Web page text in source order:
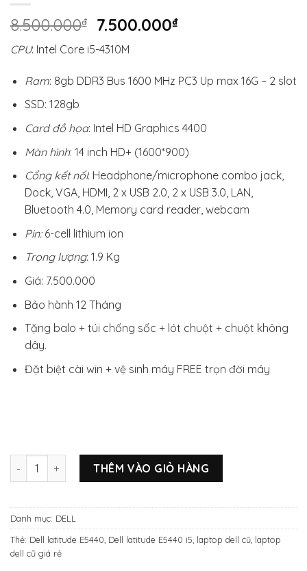
8.500.000₫
Giá
gốc
là:
8.500.000₫.
7.500.000₫Giá
là:
7.500.000₫.
CPU: Intel Core i5-4310M
Ram: 8gb DDR3 Bus 1600 MHz PC3 Up max 16G – 2 slot
SSD: 128gb
Card đồ họa: Intel HD Graphics 4400
Màn hình: 14 inch HD+ (1600*900)
Cổng kết nối: Headphone/microphone combo jack,
Dock, VGA, HDMI, 2 x USB 2.0, 2 x USB 3.0, LAN,
Bluetooth 4.0, Memory card reader, webcam
Pin:6-cell lithium ion
Trọng lượng: 1.9 Kg
Giá: 7.500.000
Bảo hành 12 Tháng
Tặng balo + túi chống sốc + lót chuột + chuột không
dây.
Đặt biệt cài win + vệ sinh máy FREE trọn đời máy
Dell Latitude E5440 i5-4310M/8gb RAM/Ssd 128gb/14.0in
THÊM VÀO GIỎ HÀNG
Danh mục: DELL
Thẻ: Dell latitude E5440 Dell latitude E5440 i5 laptop dell cũ laptop
dell cũ giá rẻ